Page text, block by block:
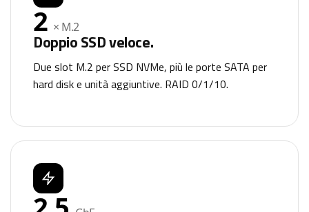
2 × M.2
Doppio SSD veloce.
Due slot M.2 per SSD NVMe, più le porte SATA per
hard disk e unità aggiuntive. RAID 0/1/10.